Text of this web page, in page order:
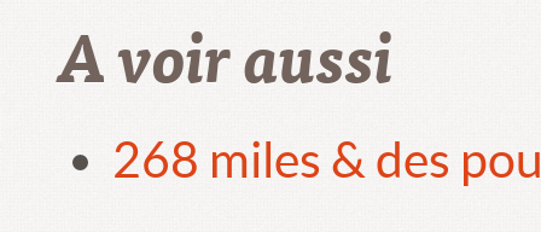
A voir aussi
268 miles & des